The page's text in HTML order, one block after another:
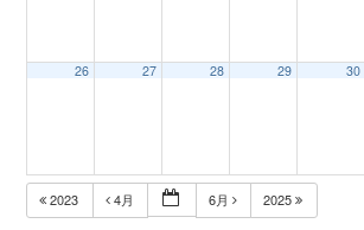
26 27 28 29 30
2023 4月 6月 2025